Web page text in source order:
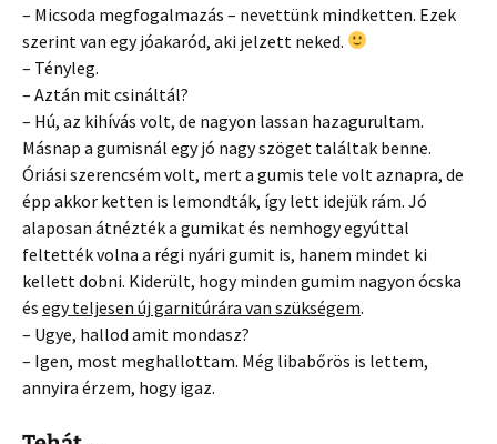
– Micsoda megfogalmazás – nevettünk mindketten. Ezek
szerint van egy jóakaród, aki jelzett neked.
– Tényleg.
– Aztán mit csináltál?
– Hú, az kihívás volt, de nagyon lassan hazagurultam.
Másnap a gumisnál egy jó nagy szöget találtak benne.
Óriási szerencsém volt, mert a gumis tele volt aznapra, de
épp akkor ketten is lemondták, így lett idejük rám. Jó
alaposan átnézték a gumikat és nemhogy egyúttal
feltették volna a régi nyári gumit is, hanem mindet ki
kellett dobni. Kiderült, hogy minden gumim nagyon ócska
és egy teljesen új garnitúrára van szükségem.
– Ugye, hallod amit mondasz?
– Igen, most meghallottam. Még libabőrös is lettem,
annyira érzem, hogy igaz.